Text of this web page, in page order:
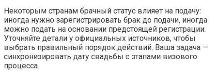
Некоторым странам брачный статус влияет на подачу:
иногда нужно зарегистрировать брак до подачи, иногда
можно подать на основании предстоящей регистрации.
Уточняйте детали у официальных источников, чтобы
выбрать правильный порядок действий. Ваша задача —
синхронизировать дату свадьбы с этапами визового
процесса.